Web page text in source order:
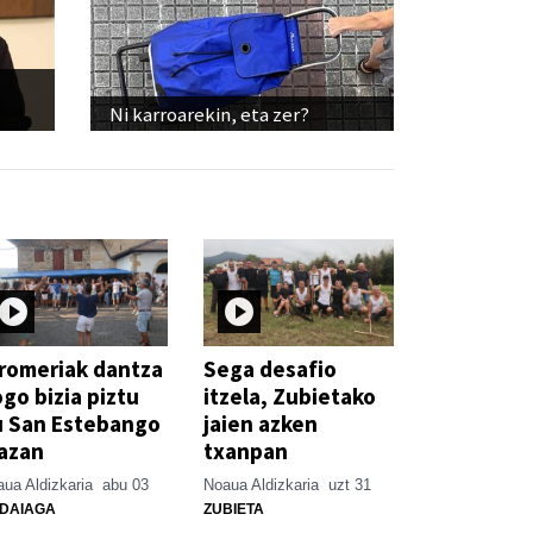
Ni karroarekin, eta zer?
dantza
bizia piztu
San Estebango
Aldizkaria abu 03
Sega desafio
itzela, Zubietako
jaien azken
txanpan
Noaua Aldizkaria uzt 31
ZUBIETA